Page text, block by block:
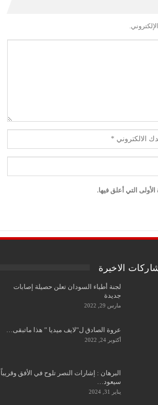
التي أعلق فيها.
الاخيرة
لجنة أطباء السودان تعلن حصيلة إصابات
جديدة
مارس 29, 2022
عروة الصادق ل”لايف ميديا ” هذا ماتبقى…
أكتوبر 24, 2022
البرهان : إشارات النصر تلوح في الأفق وقريباً
سيعود…
يناير 31, 2024